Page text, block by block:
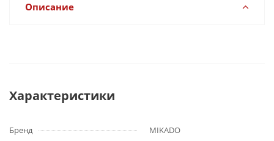
Описание
Характеристики
Бренд
MIKADO